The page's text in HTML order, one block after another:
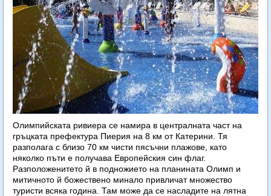
Олимпийската ривиера се намира в централната част на
гръцката префектура Пиерия на 8 км от Катерини. Тя
разполага с близо 70 км чисти пясъчни плажове, като
няколко пъти е получава Европейския син флаг.
Разположенитето й в подножието на планината Олимп и
митичното й божествено минало привличат множество
туристи всяка година. Там може да се насладите на лятна